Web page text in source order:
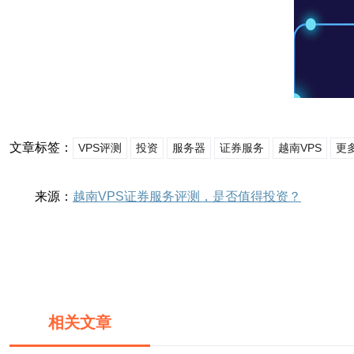
文章标签： VPS评测 投资 服务器 证券服务 越南VPS 更
来源： 越南VPS证券服务评测，是否值得投资？
相关文章